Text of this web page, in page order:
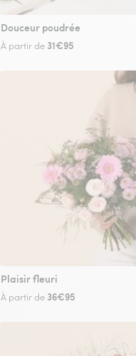
Douceur poudrée
À partir de 31€95
Plaisir fleuri
À partir de 36€95